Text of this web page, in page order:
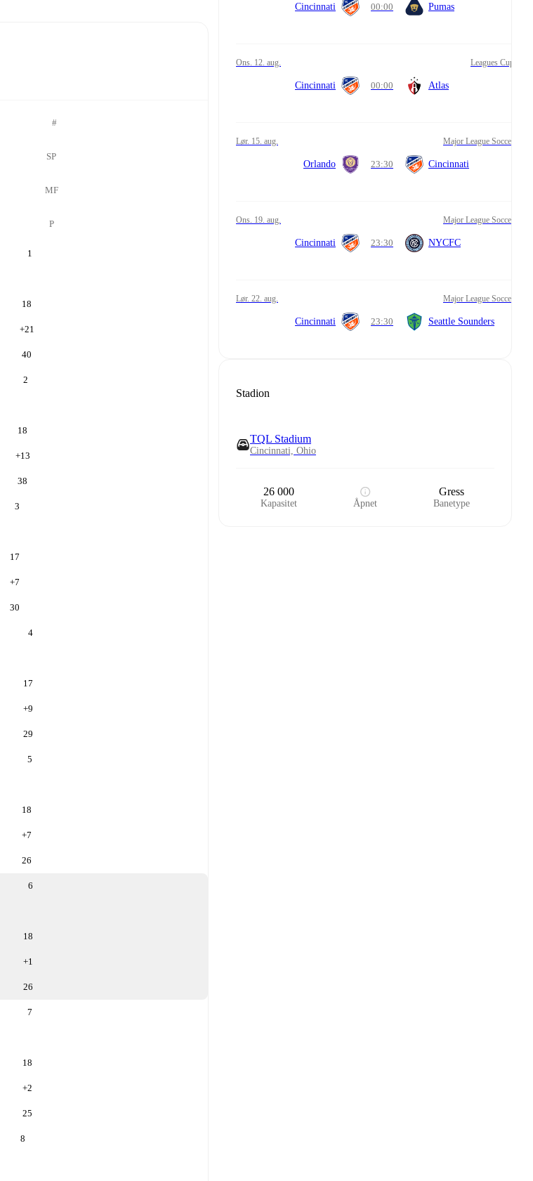
#
SP
MF
P
1
18
+21
40
2
18
+13
38
3
17
+7
30
4
17
+9
29
5
18
+7
26
6
18
+1
26
7
18
+2
25
8
Cincinnati 00:00 Pumas
ons. 12. aug. Leagues Cup
Cincinnati 00:00 Atlas
lør. 15. aug. Major League Soccer
Orlando 23:30 Cincinnati
ons. 19. aug. Major League Soccer
Cincinnati 23:30 NYCFC
lør. 22. aug. Major League Soccer
Cincinnati 23:30 Seattle Sounders
Stadion
TQL Stadium
Cincinnati, Ohio
26 000
Kapasitet Åpnet
Gress
Banetype